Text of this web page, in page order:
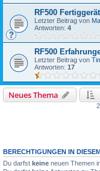
RF500
Letzter Beitrag von
Antworten: 4
RF500
Letzter Beitrag von
Antworten: 17
Neues Thema
BERECHTIGUNGEN IN
Du darfst keine neuen Themen